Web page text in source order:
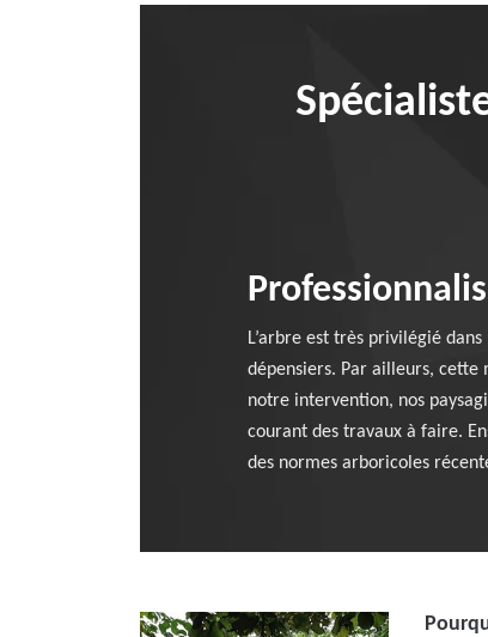
L’arbre est très privilégié
dépensiers. Par ailleurs, cette
notre intervention, nos
courant des travaux à faire.
des normes arboricoles